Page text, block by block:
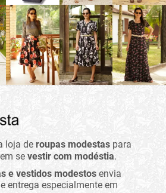
loja de roupas modestas para
se vestir com modéstia.
e vestidos modestos envia
e entrega especialmente em